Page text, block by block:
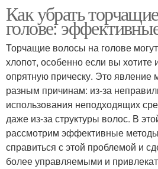
Как убрать
голове:
Торчащие волосы на голове
хлопот, особенно если вы хотите
опрятную прическу. Это явление
разным причинам: из-за
использования неподходящих
даже из-за структуры волос. В
рассмотрим эффективные
справиться с этой проблемой и
более управляемыми и